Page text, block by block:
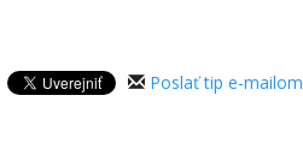
Poslať tip e-mailom